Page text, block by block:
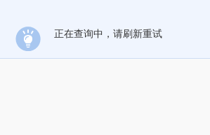
正在查询中，请刷新重试